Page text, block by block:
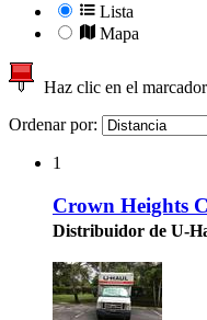
Lista
Mapa
Haz clic en el
Ordenar por:
1
Crown Heights
Distribuidor de U-